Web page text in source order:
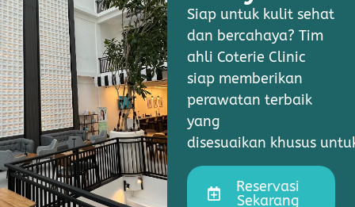
Siap untuk kulit sehat
dan bercahaya? Tim
ahli Coterie Clinic
siap memberikan
perawatan terbaik
yang
disesuaikan khusus
Reservasi
Sekarang